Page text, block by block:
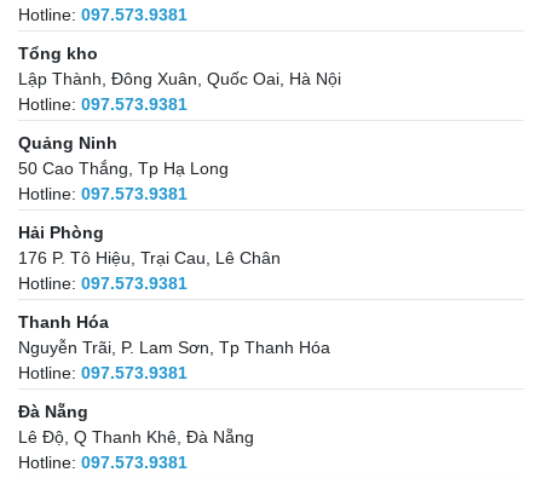
Hotline: 097.573.9381
Tổng kho
Lập Thành, Đông Xuân, Quốc Oai, Hà Nội
Hotline: 097.573.9381
Quảng Ninh
50 Cao Thắng, Tp Hạ Long
Hotline: 097.573.9381
Hải Phòng
176 P. Tô Hiệu, Trại Cau, Lê Chân
Hotline: 097.573.9381
Thanh Hóa
Nguyễn Trãi, P. Lam Sơn, Tp Thanh Hóa
Hotline: 097.573.9381
Đà Nẵng
Lê Độ, Q Thanh Khê, Đà Nẵng
Hotline: 097.573.9381